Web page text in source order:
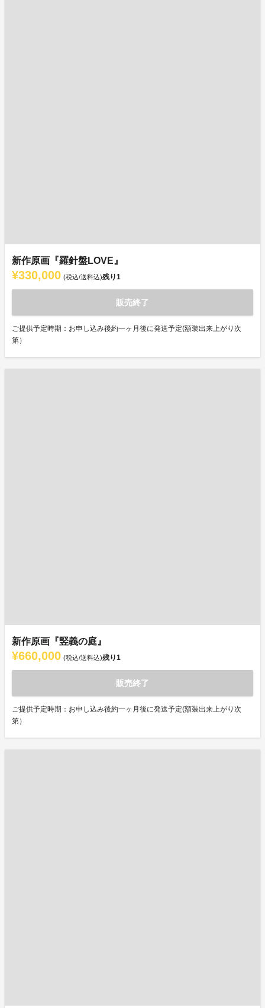
新作原画『羅針盤LOVE』
¥330,000 (税込/送料込)残り1
販売終了
ご提供予定時期：お申し込み後約一ヶ月後に発送予定(額装出来上がり次
第）
新作原画『竪義の庭』
¥660,000 (税込/送料込)残り1
販売終了
ご提供予定時期：お申し込み後約一ヶ月後に発送予定(額装出来上がり次
第）